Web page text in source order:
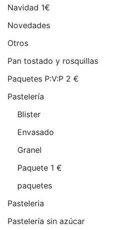
Navidad 1€
Novedades
Otros
Pan tostado y rosquillas
Paquetes P:V:P 2 €
Pastelería
Blister
Envasado
Granel
Paquete 1 €
paquetes
Pasteleria
Pastelería sin azúcar